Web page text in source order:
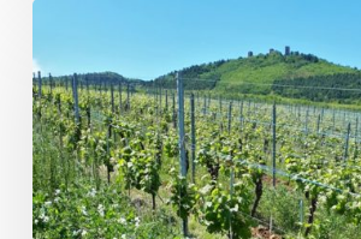
Emile
Beyer,
visite
printanière
2021